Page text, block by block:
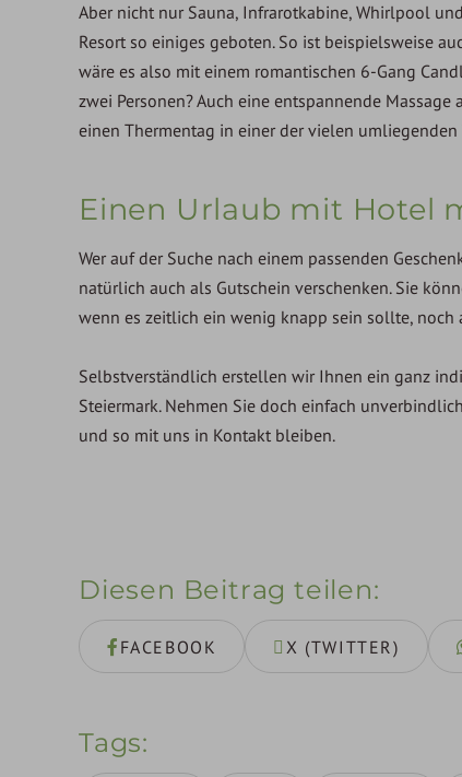
Aber nicht nur Sauna, Infrarotkabine, Whirlpool
Resort so einiges geboten. So ist beispielsweise
wäre es also mit einem romantischen 6-Gang
zwei Personen? Auch eine entspannende
einen Thermentag in einer der vielen umliegenden
Einen Urlaub mit Hotel
Wer auf der Suche nach einem passenden
natürlich auch als Gutschein verschenken. Sie
wenn es zeitlich ein wenig knapp sein sollte,
Selbstverständlich erstellen wir Ihnen ein ganz
Steiermark. Nehmen Sie doch einfach
und so mit uns in Kontakt bleiben.
Diesen Beitrag teilen
FACEBOOK X (TWITTER)
Tags